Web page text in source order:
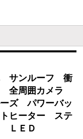
サンルーフ 衝
全周囲カメラ
ズ パワーバッ
ヒーター ステ
ＬＥＤ